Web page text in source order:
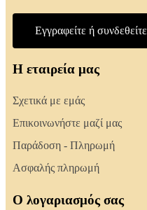
Εγγραφείτε ή συνδεθείτε
Η εταιρεία μας
Σχετικά με εμάς
Επικοινωνήστε μαζί μας
Παράδοση - Πληρωμή
Ασφαλής πληρωμή
Ο λογαριασμός σας